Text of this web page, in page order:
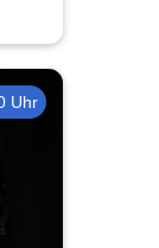
Uhr